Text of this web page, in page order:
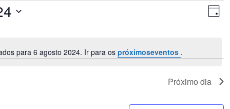
Notice
para 6 agosto 2024. Ir para ospróximoseventos .
de
do
Dia
Próximo dia